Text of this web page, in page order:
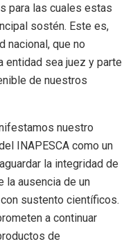
para las cuales estas
sostén. Este es,
nacional, que no
entidad sea juez y parte
de nuestros
nuestro
INAPESCA como un
la integridad de
la ausencia de un
sustento científicos.
a continuar
de